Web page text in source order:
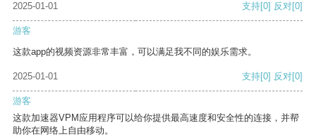
2025-01-01 支持[0] 反对[0]
游客
这款app的视频资源非常丰富，可以满足我不同的娱乐需求。
2025-01-01 支持[0] 反对[0]
游客
这款加速器VPM应用程序可以给你提供最高速度和安全性的连接，并帮
助你在网络上自由移动。